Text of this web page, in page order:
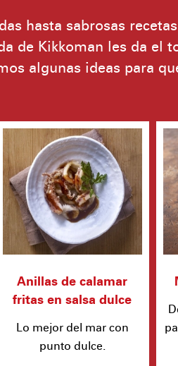
hasta sabrosas
de Kikkoman les da el
algunas ideas para
Anillas de calamar
fritas en salsa dulce
Lo mejor del mar con
punto dulce.